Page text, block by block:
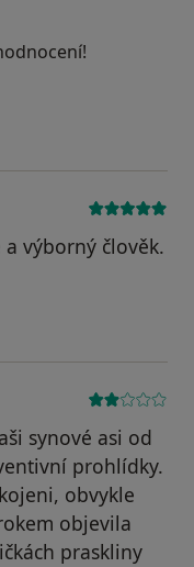
byl odstraněn
výborný člověk.
synové asi od
prohlídky.
obvykle
objevila
praskliny